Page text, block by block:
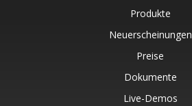
Produkte
Neuerscheinungen
Preise
Dokumente
Live-Demos